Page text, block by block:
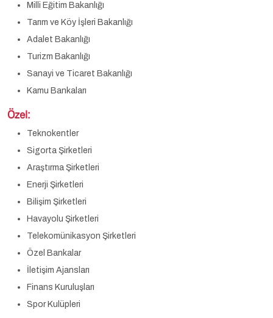
Milli Eğitim Bakanlığı
Tarım ve Köy İşleri Bakanlığı
Adalet Bakanlığı
Turizm Bakanlığı
Sanayi ve Ticaret Bakanlığı
Kamu Bankaları
Özel:
Teknokentler
Sigorta Şirketleri
Araştırma Şirketleri
Enerji Şirketleri
Bilişim Şirketleri
Havayolu Şirketleri
Telekomünikasyon Şirketleri
Özel Bankalar
İletişim Ajansları
Finans Kuruluşları
Spor Kulüpleri